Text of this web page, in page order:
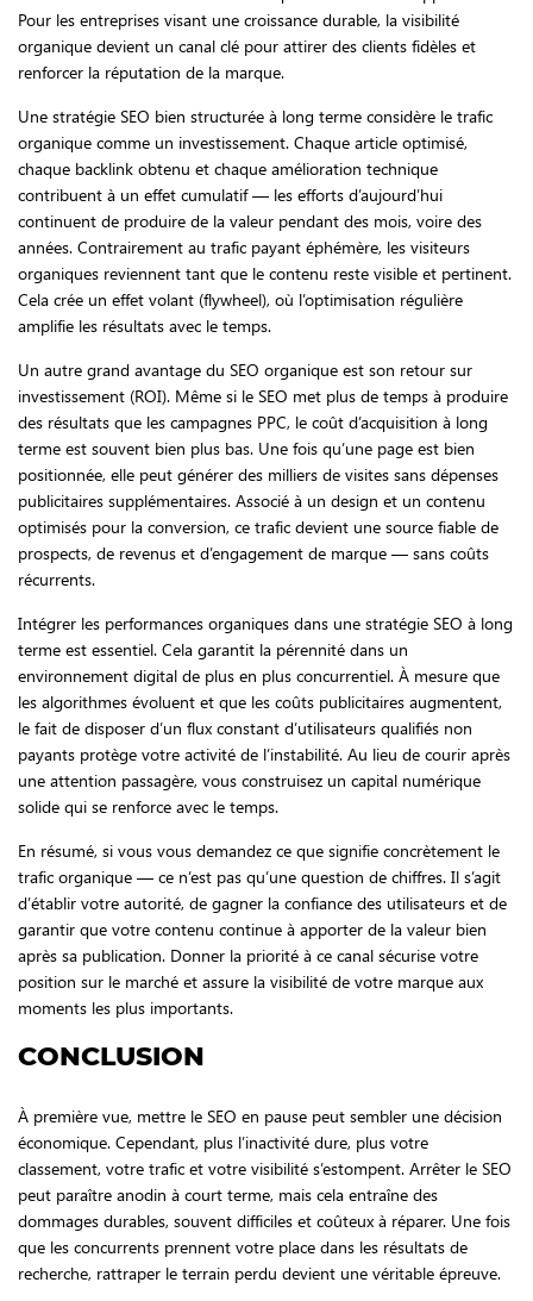
Pour les entreprises visant une croissance durable, la visibilité
organique devient un canal clé pour attirer des clients fidèles et
renforcer la réputation de la marque.
Une stratégie SEO bien structurée à long terme considère le trafic
organique comme un investissement. Chaque article optimisé,
chaque backlink obtenu et chaque amélioration technique
contribuent à un effet cumulatif — les efforts d’aujourd’hui
continuent de produire de la valeur pendant des mois, voire des
années. Contrairement au trafic payant éphémère, les visiteurs
organiques reviennent tant que le contenu reste visible et pertinent.
Cela crée un effet volant (flywheel), où l’optimisation régulière
amplifie les résultats avec le temps.
Un autre grand avantage du SEO organique est son retour sur
investissement (ROI). Même si le SEO met plus de temps à produire
des résultats que les campagnes PPC, le coût d’acquisition à long
terme est souvent bien plus bas. Une fois qu’une page est bien
positionnée, elle peut générer des milliers de visites sans dépenses
publicitaires supplémentaires. Associé à un design et un contenu
optimisés pour la conversion, ce trafic devient une source fiable de
prospects, de revenus et d’engagement de marque — sans coûts
récurrents.
Intégrer les performances organiques dans une stratégie SEO à long
terme est essentiel. Cela garantit la pérennité dans un
environnement digital de plus en plus concurrentiel. À mesure que
les algorithmes évoluent et que les coûts publicitaires augmentent,
le fait de disposer d’un flux constant d’utilisateurs qualifiés non
payants protège votre activité de l’instabilité. Au lieu de courir après
une attention passagère, vous construisez un capital numérique
solide qui se renforce avec le temps.
En résumé, si vous vous demandez ce que signifie concrètement le
trafic organique — ce n’est pas qu’une question de chiffres. Il s’agit
d’établir votre autorité, de gagner la confiance des utilisateurs et de
garantir que votre contenu continue à apporter de la valeur bien
après sa publication. Donner la priorité à ce canal sécurise votre
position sur le marché et assure la visibilité de votre marque aux
moments les plus importants.
CONCLUSION
À première vue, mettre le SEO en pause peut sembler une décision
économique. Cependant, plus l’inactivité dure, plus votre
classement, votre trafic et votre visibilité s’estompent. Arrêter le SEO
peut paraître anodin à court terme, mais cela entraîne des
dommages durables, souvent difficiles et coûteux à réparer. Une fois
que les concurrents prennent votre place dans les résultats de
recherche, rattraper le terrain perdu devient une véritable épreuve.